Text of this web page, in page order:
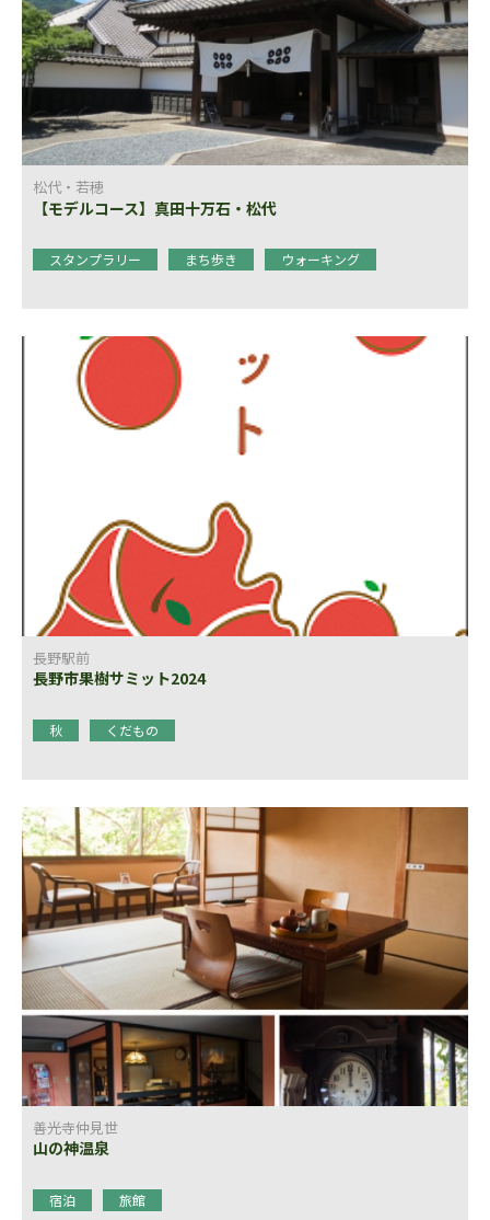
松代・若穂
【モデルコース】真田十万石・松代
スタンプラリー まち歩き ウォーキング
長野駅前
長野市果樹サミット2024
秋 くだもの
善光寺仲見世
山の神温泉
宿泊 旅館